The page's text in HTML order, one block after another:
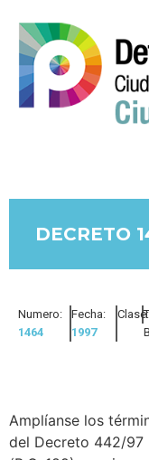
DECRETO
Numero:
1464
Fecha:
1997
Clase:
Amplíanse los
del Decreto 442/97